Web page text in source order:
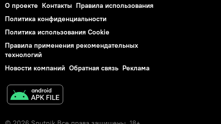
О проекте Контакты Правила использования
Политика конфиденциальности
Политика использования Cookie
Правила применения рекомендательных
технологий
Новости компаний Обратная связь Реклама